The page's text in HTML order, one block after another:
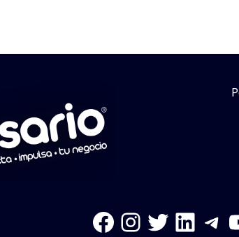
Facebook
Twitter